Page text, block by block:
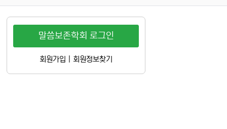
말씀보존학회 로그인
회원가입 회원정보찾기